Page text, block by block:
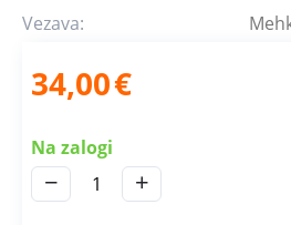
Vezava:
34,00€
Na zalogi
+
−